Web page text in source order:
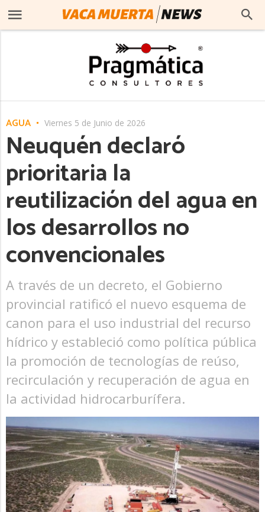
AGUA Viernes 5 de Junio de 2026
Neuquén declaró
prioritaria la
reutilización del agua en
los desarrollos no
convencionales
A través de un decreto, el Gobierno
provincial ratificó el nuevo esquema de
canon para el uso industrial del recurso
hídrico y estableció como política pública
la promoción de tecnologías de reúso,
recirculación y recuperación de agua en
la actividad hidrocarburífera.